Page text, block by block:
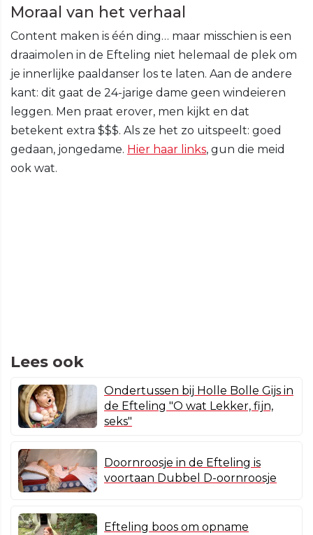
Moraal van het verhaal
Content maken is één ding… maar misschien is een
draaimolen in de Efteling niet helemaal de plek om
je innerlijke paaldanser los te laten. Aan de andere
kant: dit gaat de 24-jarige dame geen windeieren
leggen. Men praat erover, men kijkt en dat
betekent extra $$$. Als ze het zo uitspeelt: goed
gedaan, jongedame. Hier haar links, gun die meid
ook wat.
Lees ook
Ondertussen bij Holle Bolle Gijs in
de Efteling "O wat Lekker, fijn,
seks"
Doornroosje in de Efteling is
voortaan Dubbel D-oornroosje
Efteling boos om opname